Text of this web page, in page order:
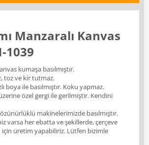
Manzaralı Kanvas
1039
kumaşa basılmıştır.
toz ve kir tutmaz.
boya ile basılmıştır. Koku yapmaz.
üzerine özel gergi ile gerilmiştir. Kendini
makinelerimizde basılmıştır.
varsa her ebatta ve şekillerde, çerçeve
için üretim yapabiliriz. Lütfen bizimle